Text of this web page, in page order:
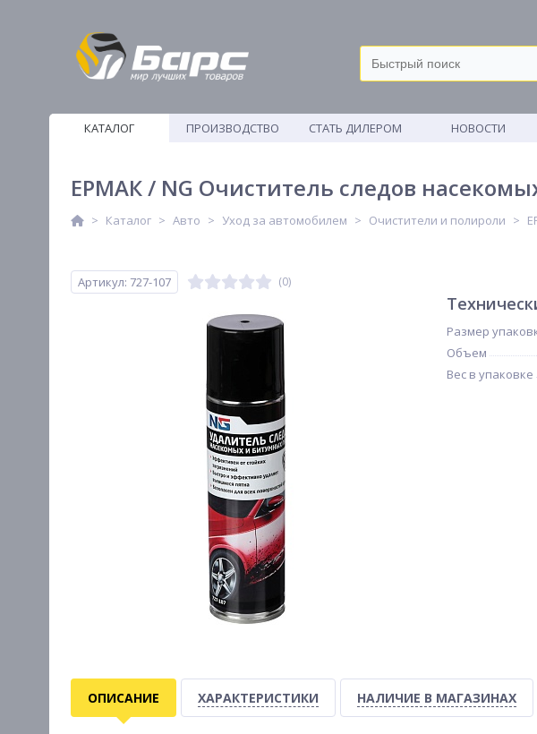
КАТАЛОГ
ПРОИЗВОДСТВО
СТАТЬ ДИЛЕРОМ НОВОСТИ
ЕРМАК / NG Очиститель следов
Каталог Авто Уход за автомобилем Очистители и полироли
Артикул: 727-107 (0)
Размер
Объем
Вес в упаковке
ОПИСАНИЕ ХАРАКТЕРИСТИКИ НАЛИЧИЕ В МАГАЗИНАХ